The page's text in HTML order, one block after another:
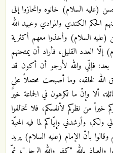
(عليه السلام) خانوه وانحازوا إلى
الحكم الكندي والمرادي وعبيد الله
(عليه السلام) وأخذوا معهم أكثرية
العدد القليل، فأراد أن يمتحنهم
فإنّي والله لأرجو أن أكون قد
لخلقه، وما أصبحت محتملاً على
ألا وإنّ ما تكرهون في الجماعة خيرٌ
خيراً من نظركم لأنفسكم، فلا تخالفوا
وأرشدني وإيّاكم لما فيه المحبّة
بأنّ الإمام (عليه السلام) يريد